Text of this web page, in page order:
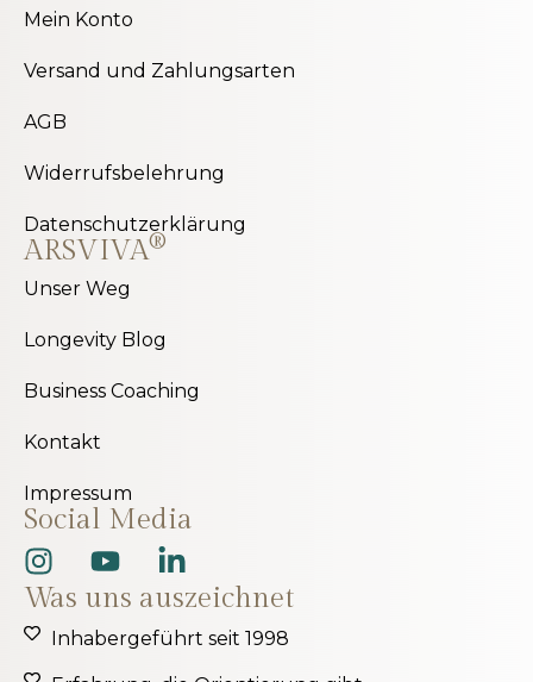
Mein Konto
Versand und Zahlungsarten
AGB
Widerrufsbelehrung
Datenschutzerklärung
ARSVIVA®
Unser Weg
Longevity Blog
Business Coaching
Kontakt
Impressum
Social Media
Was uns auszeichnet
Inhabergeführt seit 1998